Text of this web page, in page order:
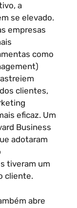
a
se elevado.
empresas
como
clientes,
eficaz. Um
Business
adotaram
tiveram um
cliente.
abre